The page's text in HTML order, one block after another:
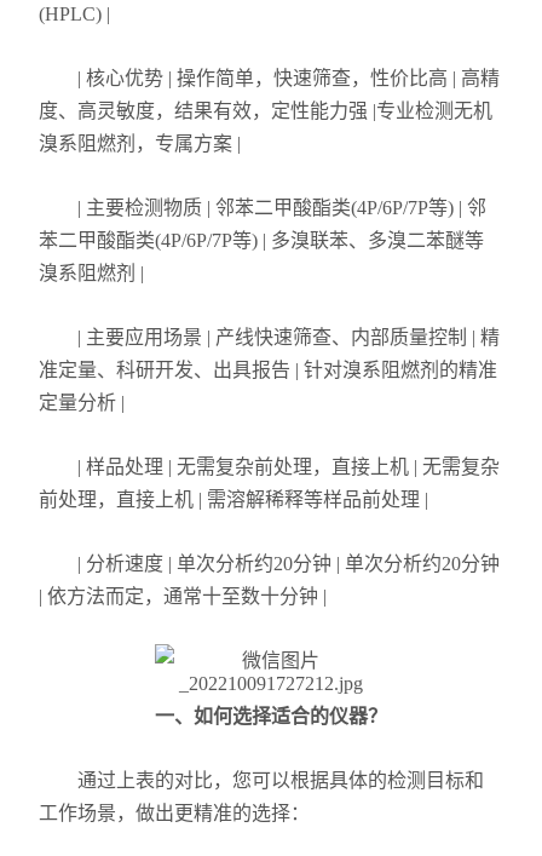
光谱仪
气质联用仪
RoHS2.0检测仪
(HPLC) |
| 核心优势 | 操作简单，快速筛查，性价比高 | 高精
度、高灵敏度，结果有效，定性能力强 |专业检测无机
溴系阻燃剂，专属方案 |
| 主要检测物质 | 邻苯二甲酸酯类(4P/6P/7P等) | 邻
苯二甲酸酯类(4P/6P/7P等) | 多溴联苯、多溴二苯醚等
溴系阻燃剂 |
| 主要应用场景 | 产线快速筛查、内部质量控制 | 精
准定量、科研开发、出具报告 | 针对溴系阻燃剂的精准
定量分析 |
| 样品处理 | 无需复杂前处理，直接上机 | 无需复杂
前处理，直接上机 | 需溶解稀释等样品前处理 |
| 分析速度 | 单次分析约20分钟 | 单次分析约20分钟
| 依方法而定，通常十至数十分钟 |
一、如何选择适合的仪器？
通过上表的对比，您可以根据具体的检测目标和
工作场景，做出更精准的选择：